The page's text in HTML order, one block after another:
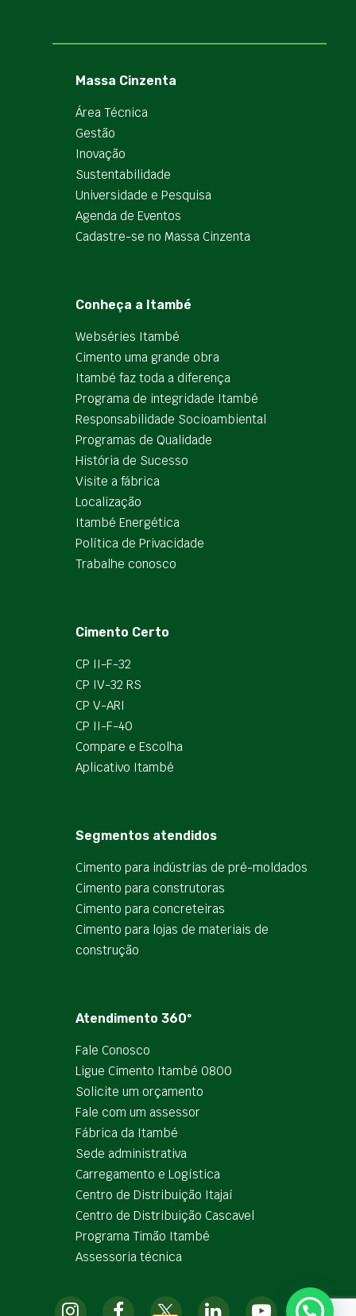
Massa Cinzenta
Área Técnica
Gestão
Inovação
Sustentabilidade
Universidade e Pesquisa
Agenda de Eventos
Cadastre-se no Massa Cinzenta
Conheça a Itambé
Webséries Itambé
Cimento uma grande obra
Itambé faz toda a diferença
Programa de integridade Itambé
Responsabilidade Socioambiental
Programas de Qualidade
História de Sucesso
Visite a fábrica
Localização
Itambé Energética
Política de Privacidade
Trabalhe conosco
Cimento Certo
CP II-F-32
CP IV-32 RS
CP V-ARI
CP II-F-40
Compare e Escolha
Aplicativo Itambé
Segmentos atendidos
Cimento para indústrias de pré-moldados
Cimento para construtoras
Cimento para concreteiras
Cimento para lojas de materiais de
construção
Atendimento 360º
Fale Conosco
Ligue Cimento Itambé 0800
Solicite um orçamento
Fale com um assessor
Fábrica da Itambé
Sede administrativa
Carregamento e Logística
Centro de Distribuição Itajaí
Centro de Distribuição Cascavel
Programa Timão Itambé
Assessoria técnica